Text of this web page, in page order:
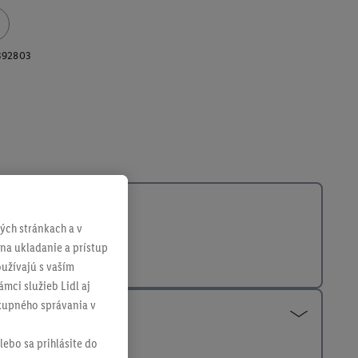
stránkach a v
ukladanie a prístup
s vaším
služieb Lidl aj
správania v
sa prihlásite do